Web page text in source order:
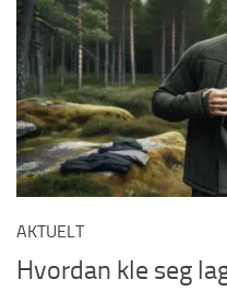
AKTUELT
Hvordan kle seg